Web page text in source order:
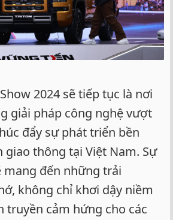
2024 sẽ tiếp tục là nơi
giải pháp công nghệ vượt
đẩy sự phát triển bền
giao thông tại Việt Nam. Sự
mang đến những trải
không chỉ khơi dậy niềm
truyền cảm hứng cho các